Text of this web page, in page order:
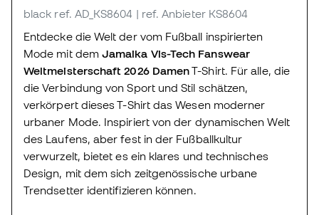
black ref. AD_KS8604 | ref. Anbieter KS8604
Entdecke die Welt der vom Fußball inspirierten
Mode mit demJamaika Vis-Tech Fanswear
Weltmeisterschaft 2026 DamenT-Shirt. Für alle, die
die Verbindung von Sport und Stil schätzen,
verkörpert dieses T-Shirt das Wesen moderner
urbaner Mode. Inspiriert von der dynamischen Welt
des Laufens, aber fest in der Fußballkultur
verwurzelt, bietet es ein klares und technisches
Design, mit dem sich zeitgenössische urbane
Trendsetter identifizieren können.